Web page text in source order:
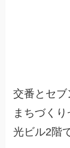
交番とセ
まちづく
光ビル2階